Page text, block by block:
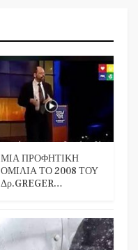
ΜΙΑ ΠΡΟΦΗΤΙΚΗ
ΟΜΙΛΙΑ ΤΟ 2008 ΤΟΥ
Δρ.GREGER…